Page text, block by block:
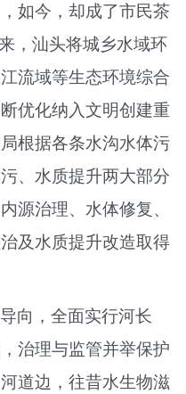
如今，却成了市民茶
，汕头将城乡水域环
流域等生态环境综合
优化纳入文明创建重
根据各条水沟水体污
、水质提升两大部分
源治理、水体修复、
及水质提升改造取得
向，全面实行河长
治理与监管并举保护
道边，往昔水生物滋